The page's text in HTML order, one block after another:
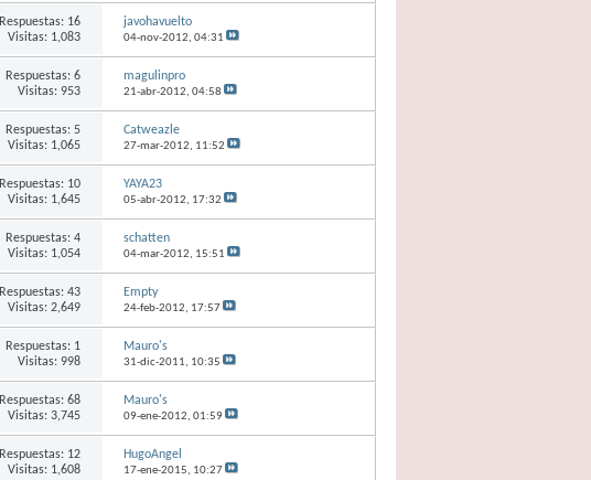
Respuestas: 16
Visitas: 1,083
javohavuelto
04-nov-2012, 04:31
Respuestas: 6
Visitas: 953
magulinpro
21-abr-2012, 04:58
Respuestas: 5
Visitas: 1,065
Catweazle
27-mar-2012, 11:52
Respuestas: 10
Visitas: 1,645
YAYA23
05-abr-2012, 17:32
Respuestas: 4
Visitas: 1,054
schatten
04-mar-2012, 15:51
Respuestas: 43
Visitas: 2,649
Empty
24-feb-2012, 17:57
Respuestas: 1
Visitas: 998
Mauro's
31-dic-2011, 10:35
Respuestas: 68
Visitas: 3,745
Mauro's
09-ene-2012, 01:59
Respuestas: 12
Visitas: 1,608
HugoAngel
17-ene-2015, 10:27